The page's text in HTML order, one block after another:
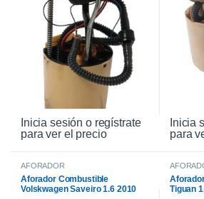
Inicia sesión o regístrate
para ver el precio
Inicia
para
AFORADOR
Aforador Combustible
Volskwagen Saveiro 1.6 2010
Tiguan